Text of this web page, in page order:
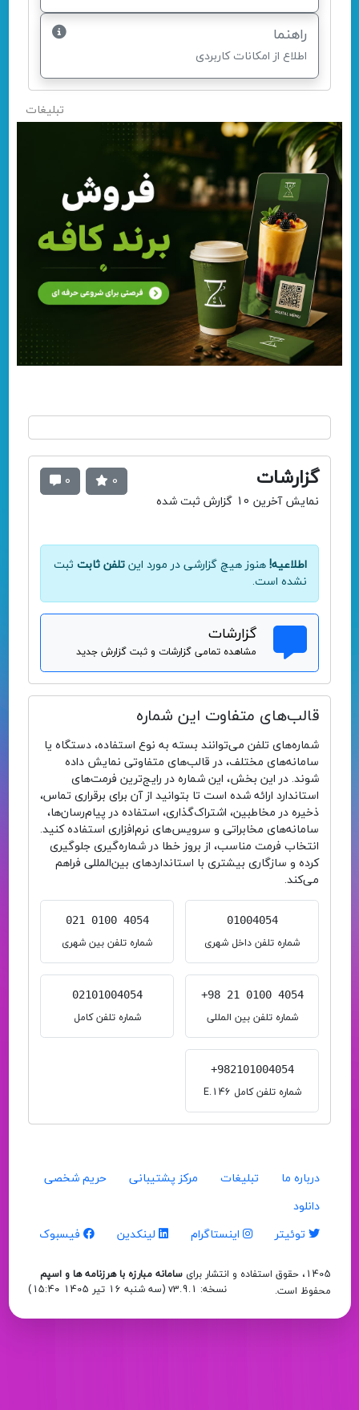
راهنما
اطلاع از امکانات کاربردی
0 0 گزارشات
نمایش آخرین 10 گزارش ثبت شده
اطلاعیه! هنوز هیچ گزارشی در مورد این تلفن ثابت ثبت
نشده است.
گزارشات
مشاهده تمامی گزارشات و ثبت گزارش جدید
قالب‌های متفاوت این شماره
شماره‌های تلفن می‌توانند بسته به نوع استفاده، دستگاه یا
سامانه‌های مختلف، در قالب‌های متفاوتی نمایش داده
شوند. در این بخش، این شماره در رایج‌ترین فرمت‌های
استاندارد ارائه شده است تا بتوانید از آن برای برقراری تماس،
ذخیره در مخاطبین، اشتراک‌گذاری، استفاده در پیام‌رسان‌ها،
سامانه‌های مخابراتی و سرویس‌های نرم‌افزاری استفاده کنید.
انتخاب فرمت مناسب، از بروز خطا در شماره‌گیری جلوگیری
کرده و سازگاری بیشتری با استانداردهای بین‌المللی فراهم
می‌کند.
01004054
شماره تلفن داخل شهری
021 0100 4054
شماره تلفن بین شهری
+98 21 0100 4054
شماره تلفن بین المللی
02101004054
شماره تلفن کامل
+982101004054
شماره تلفن کامل E.146
درباره ما تبلیغات مرکز پشتیبانی
حریم شخصی
دانلود
توئیتر
اینستاگرام لینکدین فیسبوک
1405، حقوق استفاده و انتشار برای
سامانه مبارزه با هرزنامه ها و اسپم
محفوظ است.
نسخه: v3.9.1 ( سه شنبه 16 تیر 1405 15:40 )